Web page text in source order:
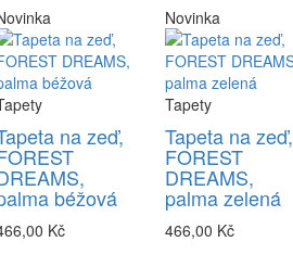
na zeď,
béžová
Kč
Novinka
Tapety
Tapeta na zeď,
FOREST
DREAMS,
palma zelená
466,00 Kč